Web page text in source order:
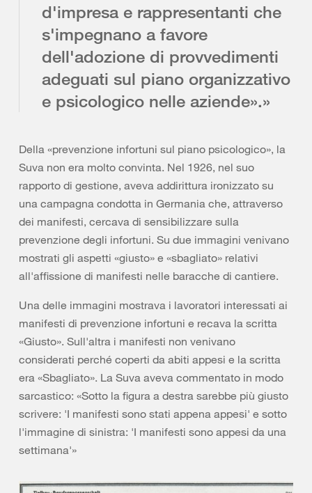
d'impresa e rappresentanti che
s'impegnano a favore
dell'adozione di provvedimenti
adeguati sul piano organizzativo
e psicologico nelle aziende».»
Della «prevenzione infortuni sul piano psicologico», la
Suva non era molto convinta. Nel 1926, nel suo
rapporto di gestione, aveva addirittura ironizzato su
una campagna condotta in Germania che, attraverso
dei manifesti, cercava di sensibilizzare sulla
prevenzione degli infortuni. Su due immagini venivano
mostrati gli aspetti «giusto» e «sbagliato» relativi
all'affissione di manifesti nelle baracche di cantiere.
Una delle immagini mostrava i lavoratori interessati ai
manifesti di prevenzione infortuni e recava la scritta
«Giusto». Sull'altra i manifesti non venivano
considerati perché coperti da abiti appesi e la scritta
era «Sbagliato». La Suva aveva commentato in modo
sarcastico: «Sotto la figura a destra sarebbe più giusto
scrivere: 'I manifesti sono stati appena appesi' e sotto
l'immagine di sinistra: 'I manifesti sono appesi da una
settimana'»